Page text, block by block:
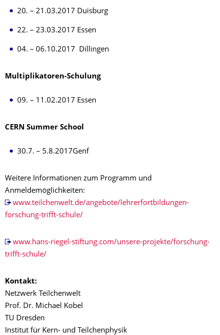
20. – 21.03.2017 Duisburg
22. – 23.03.2017 Essen
04. – 06.10.2017 Dillingen
Multiplikatoren-Schulung
09. – 11.02.2017 Essen
CERN Summer School
30.7. – 5.8.2017Genf
Weitere Informationen zum Programm und
Anmeldemöglichkeiten:
www.teilchenwelt.de/angebote/lehrerfortbildungen-
forschung-trifft-schule/
www.hans-riegel-stiftung.com/unsere-projekte/forschung-
trifft-schule/
Kontakt:
Netzwerk Teilchenwelt
Prof. Dr. Michael Kobel
TU Dresden
Institut für Kern- und Teilchenphysik